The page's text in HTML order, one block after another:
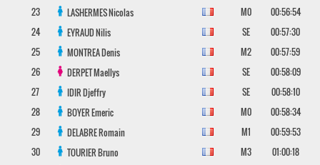
23
LASHERMESNicolas M0
00:56:54
24
EYRAUDNilis SE
00:57:30
25
MONTREADenis M2
00:57:59
26
DERPETMaellys SE
00:58:09
27
IDIRDjeffry SE
00:58:10
28
BOYEREmeric M0
00:58:34
29
DELABRERomain M1
00:59:53
30
TOURIERBruno M3
01:00:18